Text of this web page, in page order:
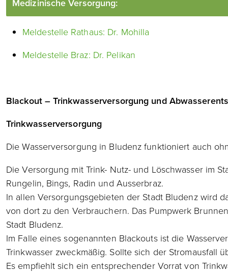
Medizinische Versorgung:
Meldestelle Rathaus: Dr. Mohilla
Meldestelle Braz: Dr. Pelikan
Blackout – Trinkwasserversorgung und
Trinkwasserversorgung
Die Wasserversorgung in Bludenz funktioniert auch
Die Versorgung mit Trink- Nutz- und Löschwasser im
Rungelin, Bings, Radin und Ausserbraz.
In allen Versorgungsgebieten der Stadt Bludenz wird
von dort zu den Verbrauchern. Das Pumpwerk
Stadt Bludenz.
Im Falle eines sogenannten Blackouts ist die
Trinkwasser zweckmäßig. Sollte sich der
Es empfiehlt sich ein entsprechender Vorrat von